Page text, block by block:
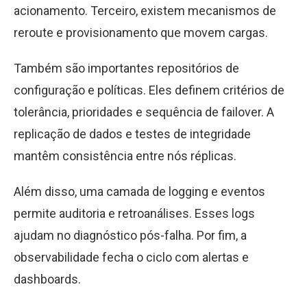
acionamento. Terceiro, existem mecanismos de
reroute e provisionamento que movem cargas.
Também são importantes repositórios de
configuração e políticas. Eles definem critérios de
tolerância, prioridades e sequência de failover. A
replicação de dados e testes de integridade
mantêm consistência entre nós réplicas.
Além disso, uma camada de logging e eventos
permite auditoria e retroanálises. Esses logs
ajudam no diagnóstico pós-falha. Por fim, a
observabilidade fecha o ciclo com alertas e
dashboards.